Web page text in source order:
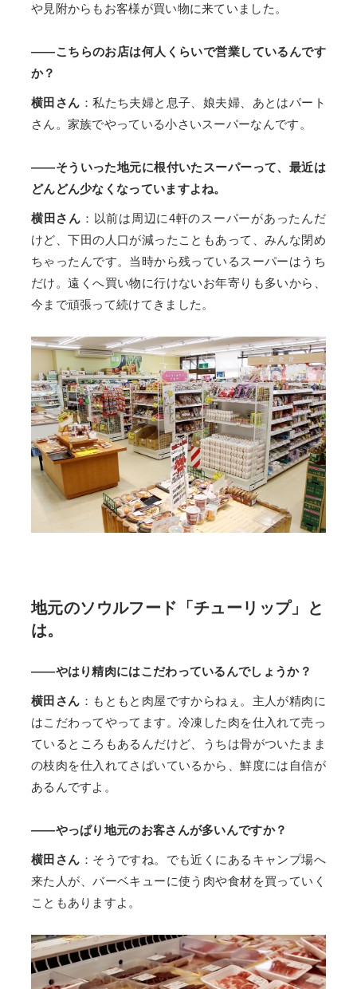
や見附からもお客様が買い物に来ていました。
——こちらのお店は何人くらいで営業しているんです
か？
横田さん ：私たち夫婦と息子、娘夫婦、あとはパート
さん。家族でやっている小さいスーパーなんです。
——そういった地元に根付いたスーパーって、最近は
どんどん少なくなっていますよね。
横田さん ：以前は周辺に4軒のスーパーがあったんだ
けど、下田の人口が減ったこともあって、みんな閉め
ちゃったんです。当時から残っているスーパーはうち
だけ。遠くへ買い物に行けないお年寄りも多いから、
今まで頑張って続けてきました。
地元のソウルフード「チューリップ」と
は。
——やはり精肉にはこだわっているんでしょうか？
横田さん ：もともと肉屋ですからねぇ。主人が精肉に
はこだわってやってます。冷凍した肉を仕入れて売っ
ているところもあるんだけど、うちは骨がついたまま
の枝肉を仕入れてさばいているから、鮮度には自信が
あるんですよ。
——やっぱり地元のお客さんが多いんですか？
横田さん ：そうですね。でも近くにあるキャンプ場へ
来た人が、バーベキューに使う肉や食材を買っていく
こともありますよ。